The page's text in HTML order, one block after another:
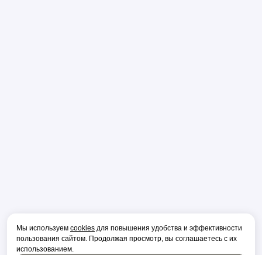
Мы используем cookies для повышения удобства и эффективности
пользования сайтом. Продолжая просмотр, вы соглашаетесь с их
использованием.